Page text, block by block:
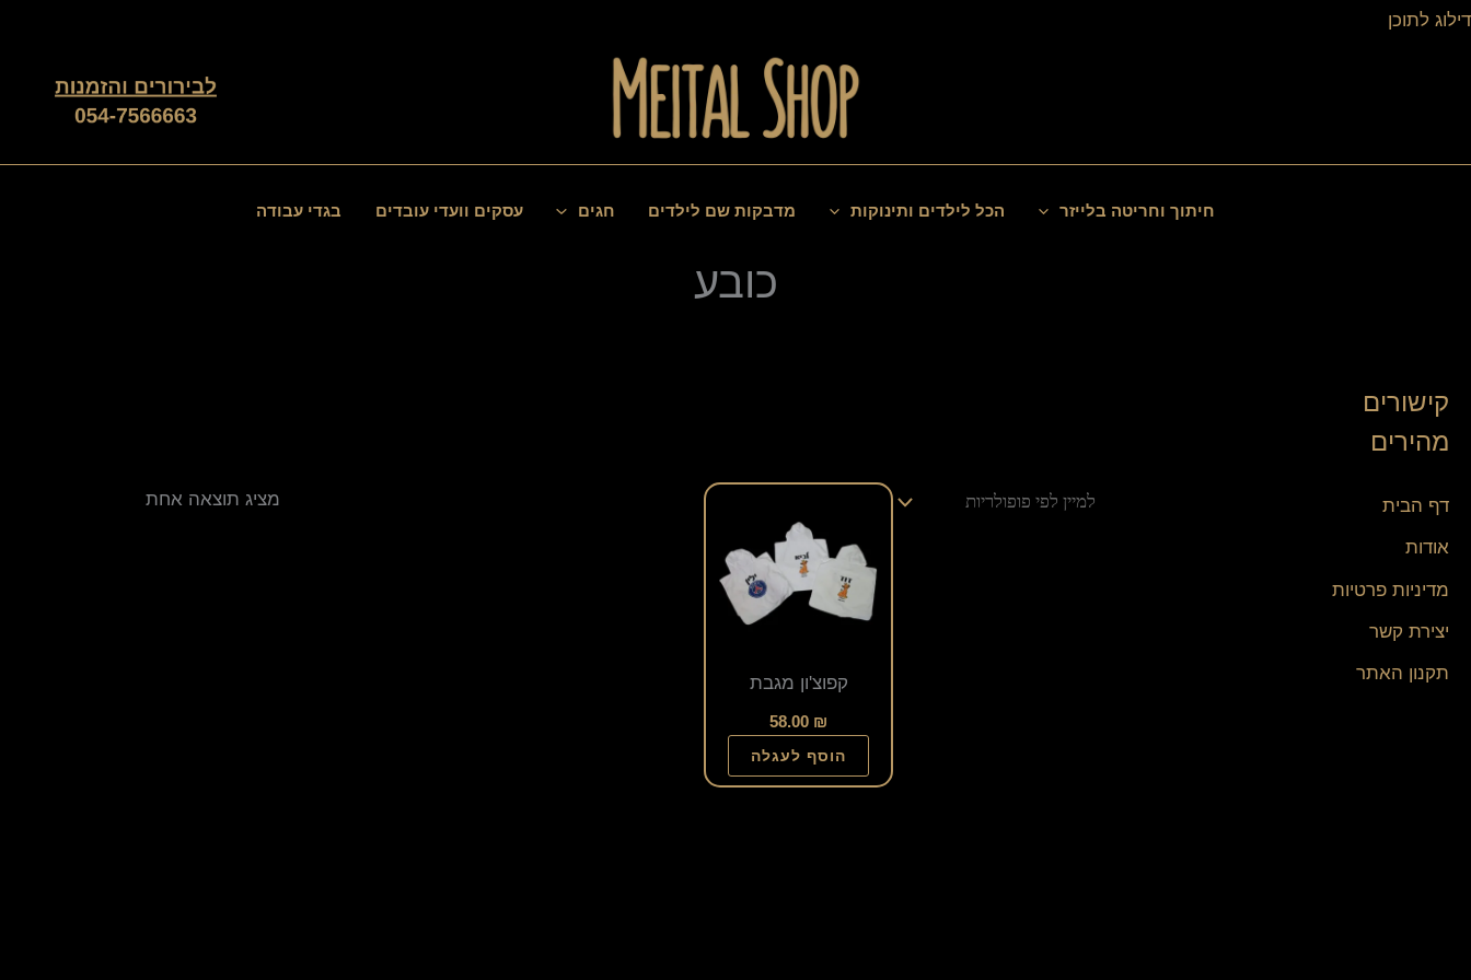
דילוג לתוכן
דילוג
חיתוך וחריטה בלייזר הכל לילדים ותינוקות מדבקות שם לילדים חגים עסקים וועדי עובדים בגדי עבודה
כובע
קישורים
מהירים
דף הבית
אודות
מדיניות פרטיות
יצירת קשר
תקנון האתר
מציג תוצאה אחת
קפוצ'ון מגבת
58.00 ₪
הוסף לעגלה
למוצר
יש
מספר
את
האפשרויות